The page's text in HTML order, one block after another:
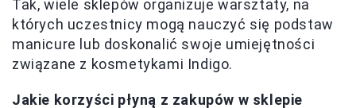
Tak, wiele sklepów organizuje warsztaty, na
których uczestnicy mogą nauczyć się podstaw
manicure lub doskonalić swoje umiejętności
związane z kosmetykami Indigo.
Jakie korzyści płyną z zakupów w sklepie